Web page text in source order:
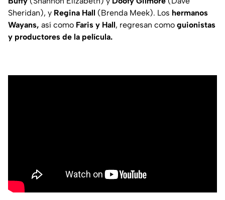
Sheridan), y Regina Hall (Brenda Meek). Los hermanos
Wayans, así como Faris y Hall, regresan como guionistas
y productores de la película.